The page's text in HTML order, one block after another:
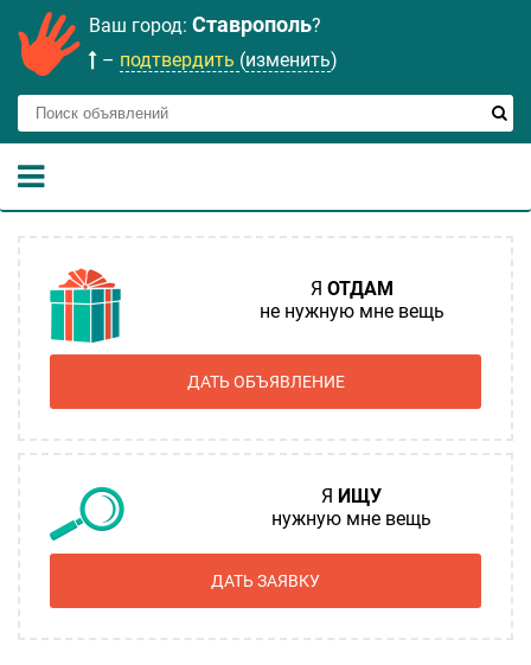
Ваш город: Ставрополь?
– подтвердить (изменить)
Я ОТДАМ
не нужную мне вещь
ДАТЬ ОБЪЯВЛЕНИЕ
Я ИЩУ
нужную мне вещь
ДАТЬ ЗАЯВКУ